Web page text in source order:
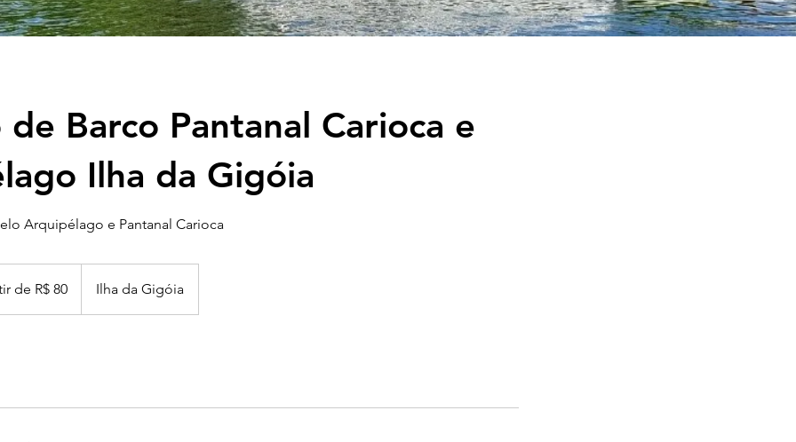
de Barco Pantanal Carioca e
Ilha da Gigóia
Arquipélago e Pantanal Carioca
de R$ 80 Ilha da Gigóia